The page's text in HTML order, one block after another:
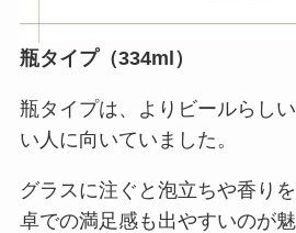
瓶タイプ（334ml）
瓶タイプは、よりビールらし
い人に向いていました。
グラスに注ぐと泡立ちや香り
卓での満足感も出やすいのが魅